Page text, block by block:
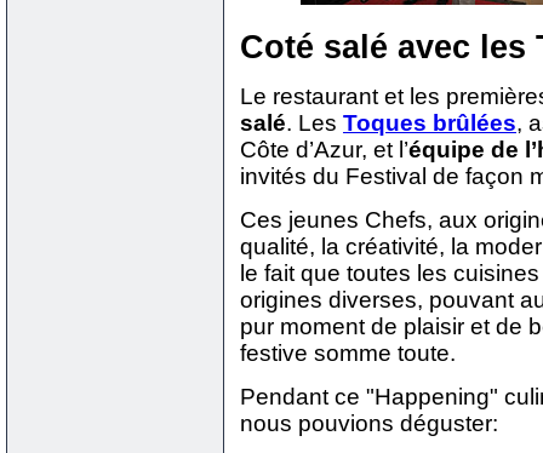
Coté salé avec les
Le restaurant et les
salé. Les Toques brûlées,
Côte d’Azur, et l’équipe de
invités du Festival de façon
Ces jeunes Chefs, aux
qualité, la créativité, la
le fait que toutes les
origines diverses, pouvant
pur moment de plaisir et de
festive somme toute.
Pendant ce "Happening"
nous pouvions déguster: